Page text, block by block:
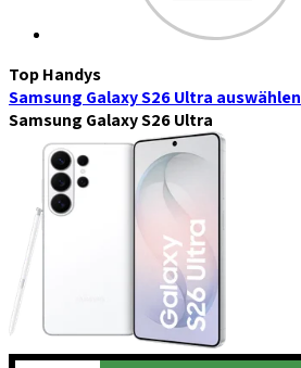
Top Handys
Samsung Galaxy S26 Ultra auswählen
Samsung Galaxy S26 Ultra